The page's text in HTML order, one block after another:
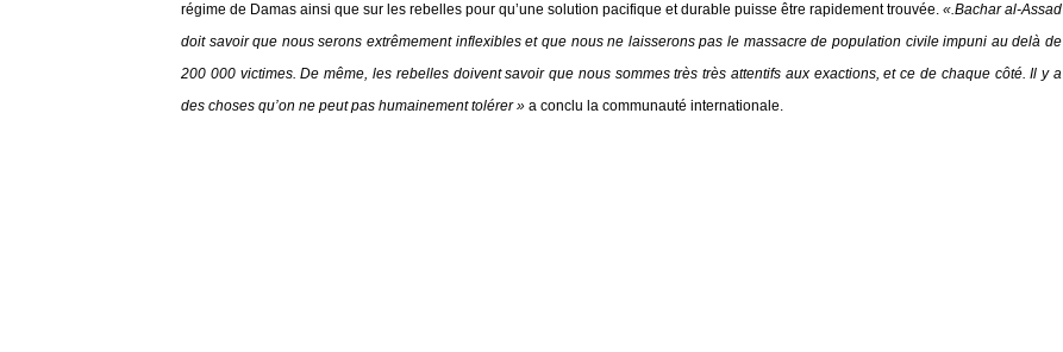
régime de Damas ainsi que sur les rebelles pour qu’une solution pacifique et durable puisse être rapidement trouvée. «.Bachar al-Assad
doit savoir que nous serons extrêmement inflexibles et que nous ne laisserons pas le massacre de population civile impuni au delà de
200 000 victimes. De même, les rebelles doivent savoir que nous sommes très très attentifs aux exactions, et ce de chaque côté. Il y a
des choses qu’on ne peut pas humainement tolérer » a conclu la communauté internationale.